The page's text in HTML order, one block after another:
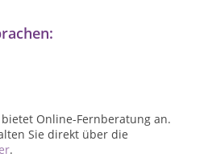
Online-Fernberatung an.
Sie direkt über die
.